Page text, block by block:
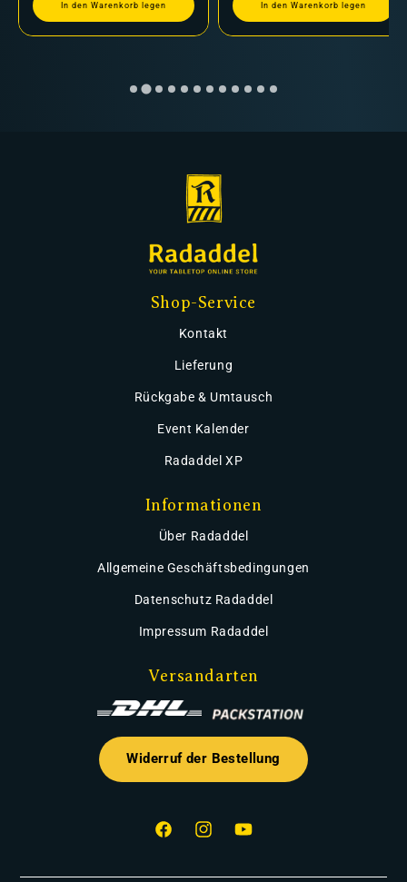
In den Warenkorb legen In den Warenkorb legen
Shop-Service
Kontakt
Lieferung
Rückgabe & Umtausch
Event Kalender
Radaddel XP
Informationen
Über Radaddel
Allgemeine Geschäftsbedingungen
Datenschutz Radaddel
Impressum Radaddel
Versandarten
Widerruf der Bestellung
FacebookInstagramYouTube